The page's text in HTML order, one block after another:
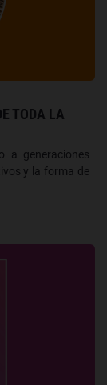
TODA LA
a generaciones
y la forma de